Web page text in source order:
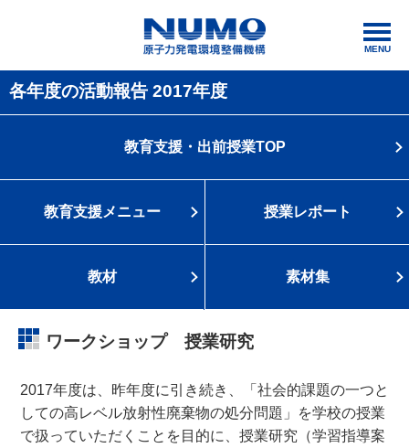
MENU
各年度の活動報告 2017年度
教育支援・出前授業TOP
教育支援メニュー 授業レポート
教材 素材集
ワークショップ 授業研究
2017年度は、昨年度に引き続き、「社会的課題の一つと
しての高レベル放射性廃棄物の処分問題」を学校の授業
で扱っていただくことを目的に、授業研究（学習指導案